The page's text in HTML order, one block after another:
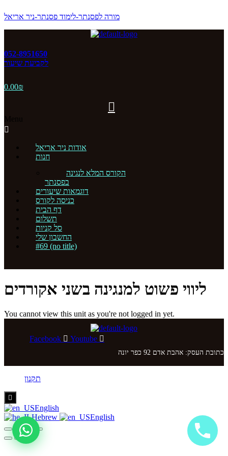
מורה לפסנתר-לימוד פסנתר-ניר אריאל
052-8951650
לקביעת שיעור
0.00₪
אודות ניר אריאל
חנות
הקורס המלא לנגינה
בפסנתר
דוגמאות שיעורים
כניסה לקורס
דף הבית
תשלום
סל קניות
החשבון שלי
#69 (no title)
ליווי פשוט למנגינה בשני אקורדים
You cannot view this unit as you're not logged in yet.
Facebook Youtube
כתובת העסק: אהבת אדם 92 כפר יונה
תקנון
Hamburger
Toggle
Menu
English
Hebrew
English